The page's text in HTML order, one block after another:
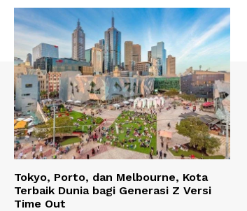
Tokyo, Porto, dan Melbourne, Kota
Terbaik Dunia bagi Generasi Z Versi
Time Out